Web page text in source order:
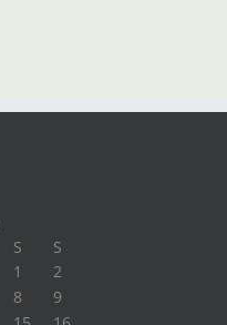
S
S
1
2
8
9